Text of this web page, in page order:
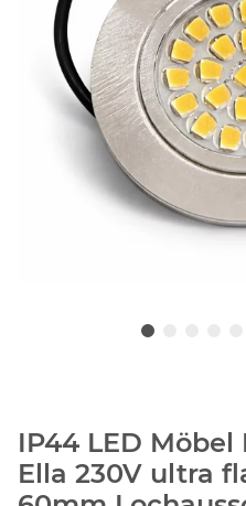
IP44 LED
Ella 230V ultra